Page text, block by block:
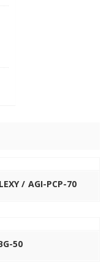
/ AGI-PCP-70
50